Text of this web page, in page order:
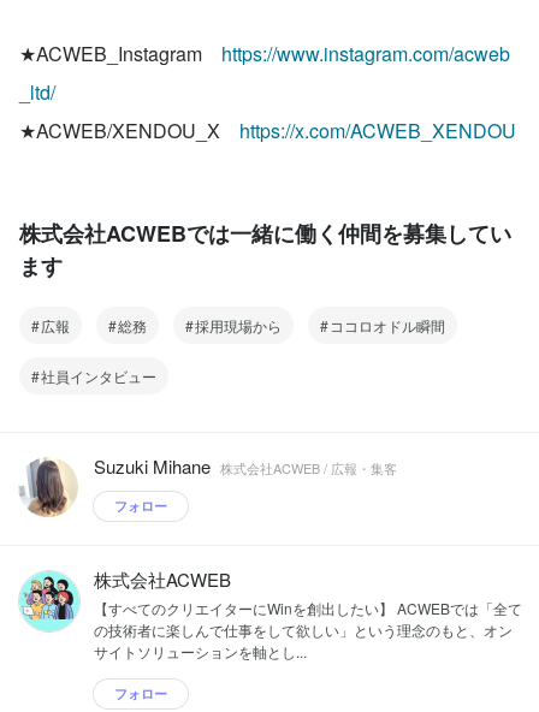
★ACWEB_Instagram https://www.instagram.com/acweb
_ltd/
★ACWEB/XENDOU_X https://x.com/ACWEB_XENDOU
株式会社ACWEBでは一緒に働く仲間を募集してい
ます
広報 総務 採用現場から ココロオドル瞬間
社員インタビュー
Suzuki Mihane 株式会社ACWEB / 広報・集客
フォロー
株式会社ACWEB
【すべてのクリエイターにWinを創出したい】 ACWEBでは「全て
の技術者に楽しんで仕事をして欲しい」という理念のもと、オン
サイトソリューションを軸とし...
フォロー